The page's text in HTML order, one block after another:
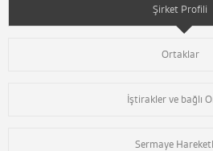
Şirket Profili
Ortaklar
İştirakler ve bağlı
Sermaye